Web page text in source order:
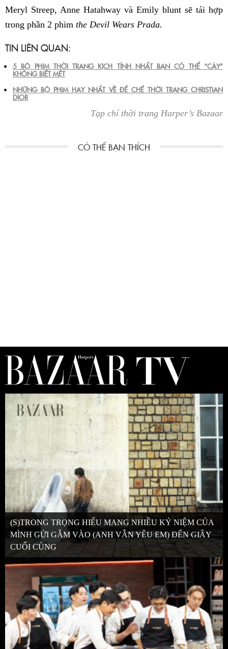
Meryl Streep, Anne Hatahway và Emily blunt sẽ tái hợp
trong phần 2 phim the Devil Wears Prada.
TIN LIÊN QUAN:
5 BỘ PHIM THỜI TRANG KỊCH TÍNH NHẤT BẠN CÓ THỂ “CÀY”
KHÔNG BIẾT MỆT
NHỮNG BỘ PHIM HAY NHẤT VỀ ĐẾ CHẾ THỜI TRANG CHRISTIAN
DIOR
Tạp chí thời trang Harper’s Bazaar
(S)TRONG TRỌNG HIẾU MANG NHIỀU KỶ NIỆM CỦA
MÌNH GỬI GẮM VÀO (ANH VẪN YÊU EM) ĐẾN GIÂY
CUỐI CÙNG